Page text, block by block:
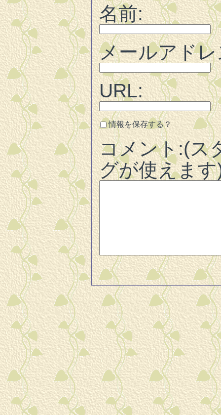
名前:
メールアド
URL:
情報を保存する？
コメント:(ス
グが使えます